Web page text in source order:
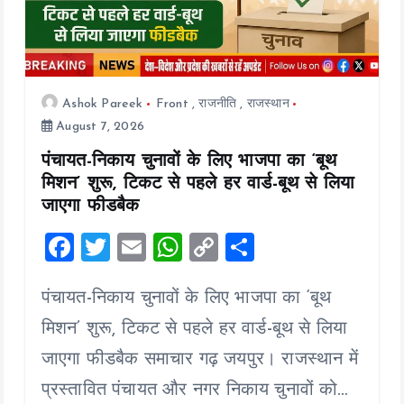
Ashok Pareek Front ,राजनीति , राजस्थान
August 7, 2026
पंचायत-निकाय चुनावों के लिए भाजपा का ‘बूथ
मिशन’ शुरू, टिकट से पहले हर वार्ड-बूथ से लिया
जाएगा फीडबैक
F
ce
b
o
o
T
tt
er
E
ai
l
W
at
s
A
p
C
p
y
Li
n
a
re
पंचायत-निकाय चुनावों के लिए भाजपा का ‘बूथ
मिशन’ शुरू, टिकट से पहले हर वार्ड-बूथ से लिया
जाएगा फीडबैक समाचार गढ़ जयपुर। राजस्थान में
प्रस्तावित पंचायत और नगर निकाय चुनावों को…